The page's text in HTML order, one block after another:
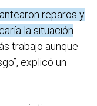
reparos y
la situación
trabajo aunque
explicó un